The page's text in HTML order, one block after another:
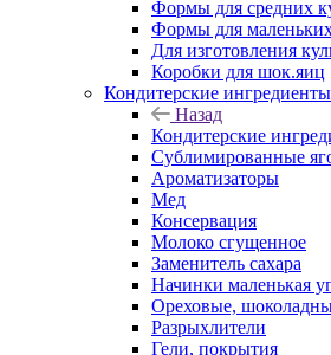
Формы для средних
Формы для
Для изготовления
Коробки для шок.яиц
Кондитерские ингредиенты
Назад
Кондитерские
Сублимированные
Ароматизаторы
Мед
Консервация
Молоко сгущенное
Заменитель сахара
Начинки маленькая
Ореховые,
Разрыхлители
Гели, покрытия